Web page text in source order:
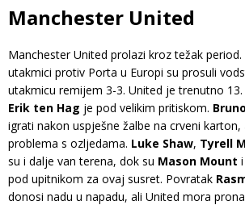
Manchester United
Manchester United prolazi kroz težak
utakmici protiv Porta u Europi su prosuli
utakmicu remijem 3-3. United je trenutno
Erik ten Hag je pod velikim pritiskom.
igrati nakon uspješne žalbe na crveni
problema s ozljedama. Luke Shaw, Tyrell
su i dalje van terena, dok su Mason Mount i
pod upitnikom za ovaj susret. Povratak
donosi nadu u napadu, ali United mora